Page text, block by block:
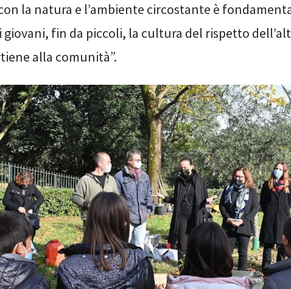
la natura e l’ambiente circostante è
giovani, fin da piccoli, la cultura del rispetto
alla comunità”.